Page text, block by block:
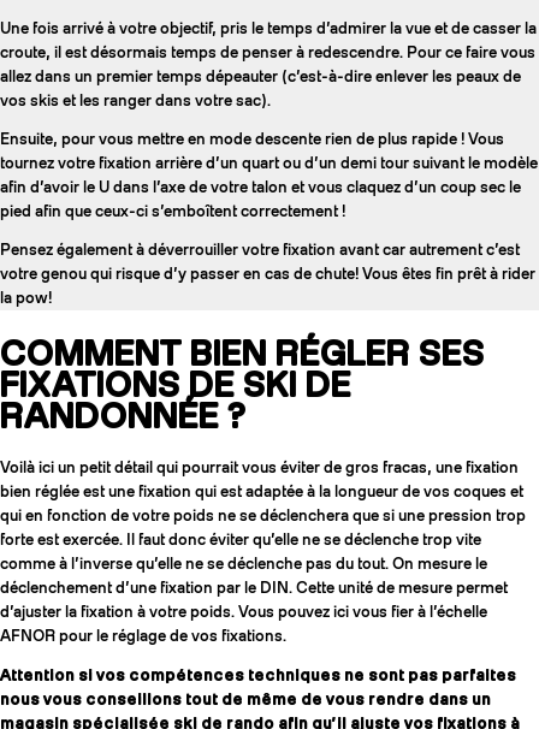
Une fois arrivé à votre objectif, pris le temps d’admirer la vue et de casser la
croute, il est désormais temps de penser à redescendre. Pour ce faire vous
allez dans un premier temps dépeauter (c’est-à-dire enlever les peaux de
vos skis et les ranger dans votre sac).
Ensuite, pour vous mettre en mode descente rien de plus rapide ! Vous
tournez votre fixation arrière d’un quart ou d’un demi tour suivant le modèle
afin d’avoir le U dans l’axe de votre talon et vous claquez d’un coup sec le
pied afin que ceux-ci s’emboîtent correctement !
Pensez également à déverrouiller votre fixation avant car autrement c’est
votre genou qui risque d’y passer en cas de chute! Vous êtes fin prêt à rider
la pow!
COMMENT BIEN RÉGLER SES
FIXATIONS DE SKI DE
RANDONNÉE ?
Voilà ici un petit détail qui pourrait vous éviter de gros fracas, une fixation
bien réglée est une fixation qui est adaptée à la longueur de vos coques et
qui en fonction de votre poids ne se déclenchera que si une pression trop
forte est exercée. Il faut donc éviter qu’elle ne se déclenche trop vite
comme à l’inverse qu’elle ne se déclenche pas du tout. On mesure le
déclenchement d’une fixation par le DIN. Cette unité de mesure permet
d’ajuster la fixation à votre poids. Vous pouvez ici vous fier à l’échelle
AFNOR pour le réglage de vos fixations.
Attention si vos compétences techniques ne sont pas parfaites
nous vous conseillons tout de même de vous rendre dans un
magasin spécialisée ski de rando afin qu’il ajuste vos fixations à